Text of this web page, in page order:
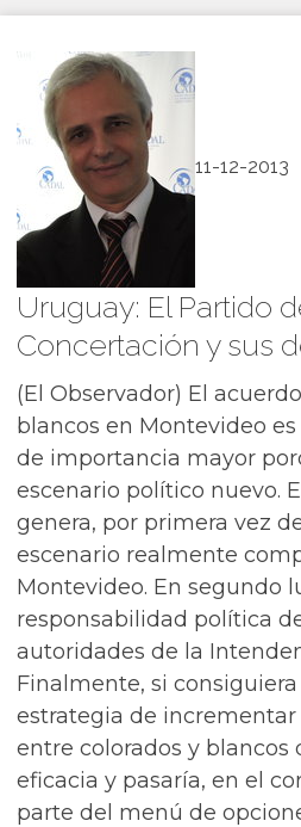
11-12-2013
Uruguay: El Partido
Concertación y sus
(El Observador) El
blancos en Montevideo
de importancia mayor
escenario político nuevo.
genera, por primera vez
escenario realmente
Montevideo. En segundo
responsabilidad política
autoridades de la
Finalmente, si
estrategia de incrementar
entre colorados y blancos
eficacia y pasaría, en el
parte del menú de